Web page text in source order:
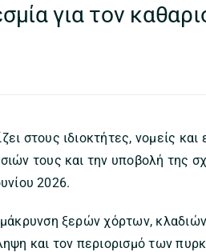
για τον
στους ιδιοκτήτες, νομείς
τους και την υποβολή της
2026.
ξερών χόρτων,
και τον περιορισμό των